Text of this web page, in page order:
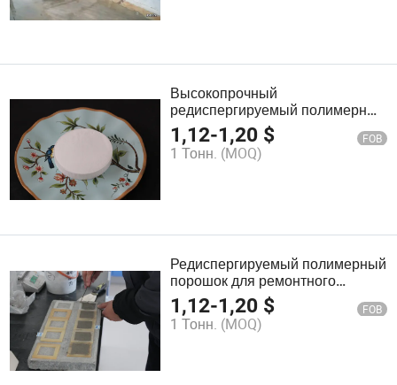
Высокопрочный
редиспергируемый полимерный
порошок добавка для
строительного раствора
добавка Китайский завод клеи
1,12-1,20 $ FOB
1 Тонн. (MOQ)
Редиспергируемый полимерный
порошок для ремонтного
раствора для строительства
1,12-1,20 $ FOB
1 Тонн. (MOQ)